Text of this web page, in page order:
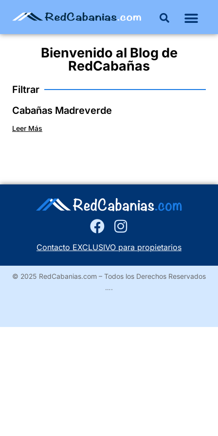
Bienvenido al Blog de
RedCabañas
Filtrar
Cabañas Madreverde
Leer Más
Contacto EXCLUSIVO para propietarios
© 2025 RedCabanias.com – Todos los Derechos Reservados
….